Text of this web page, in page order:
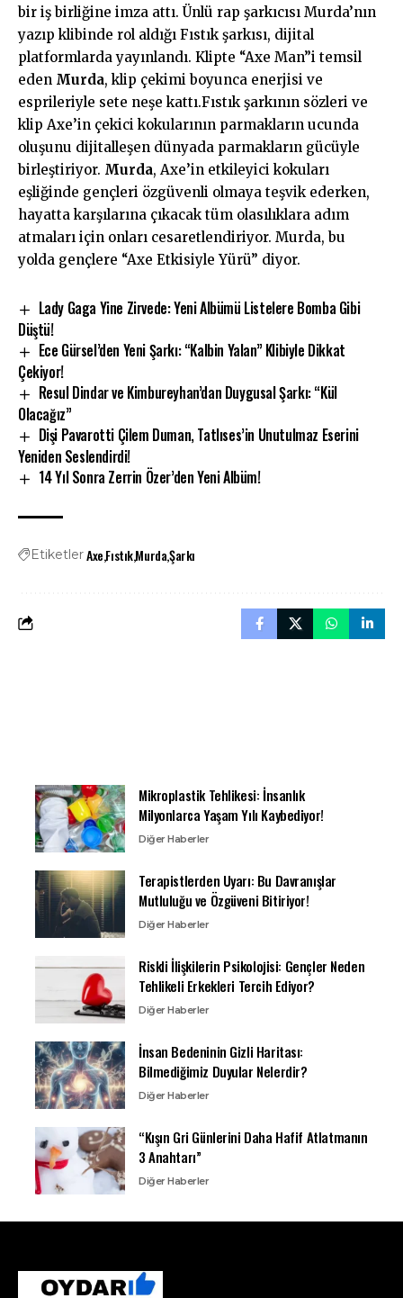
bir iş birliğine imza attı. Ünlü rap şarkıcısı Murda’nın
yazıp klibinde rol aldığı Fıstık şarkısı, dijital
platformlarda yayınlandı. Klipte “Axe Man”i temsil
eden Murda, klip çekimi boyunca enerjisi ve
esprileriyle sete neşe kattı.Fıstık şarkının sözleri ve
klip Axe’in çekici kokularının parmakların ucunda
oluşunu dijitalleşen dünyada parmakların gücüyle
birleştiriyor. Murda, Axe’in etkileyici kokuları
eşliğinde gençleri özgüvenli olmaya teşvik ederken,
hayatta karşılarına çıkacak tüm olasılıklara adım
atmaları için onları cesaretlendiriyor. Murda, bu
yolda gençlere “Axe Etkisiyle Yürü” diyor.
Lady Gaga Yine Zirvede: Yeni Albümü Listelere Bomba Gibi
Düştü!
Ece Gürsel’den Yeni Şarkı: “Kalbin Yalan” Klibiyle Dikkat
Çekiyor!
Resul Dindar ve Kimbureyhan’dan Duygusal Şarkı: “Kül
Olacağız”
Dişi Pavarotti Çilem Duman, Tatlıses’in Unutulmaz Eserini
Yeniden Seslendirdi!
14 Yıl Sonra Zerrin Özer’den Yeni Albüm!
EtiketlerAxeFıstıkMurdaŞarkı
Mikroplastik Tehlikesi: İnsanlık
Milyonlarca Yaşam Yılı Kaybediyor!
Diğer Haberler
Terapistlerden Uyarı: Bu Davranışlar
Mutluluğu ve Özgüveni Bitiriyor!
Diğer Haberler
Riskli İlişkilerin Psikolojisi: Gençler Neden
Tehlikeli Erkekleri Tercih Ediyor?
Diğer Haberler
İnsan Bedeninin Gizli Haritası:
Bilmediğimiz Duyular Nelerdir?
Diğer Haberler
“Kışın Gri Günlerini Daha Hafif Atlatmanın
3 Anahtarı”
Diğer Haberler